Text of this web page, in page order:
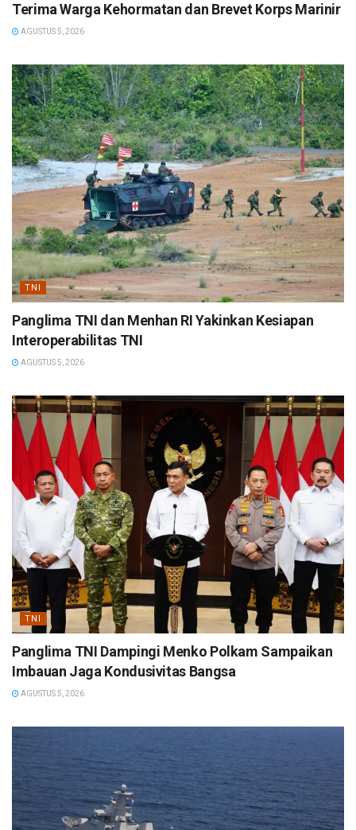
Terima Warga Kehormatan dan Brevet Korps Marinir
AGUSTUS 5, 2026
TNI
Panglima TNI dan Menhan RI Yakinkan Kesiapan
Interoperabilitas TNI
AGUSTUS 5, 2026
TNI
Panglima TNI Dampingi Menko Polkam Sampaikan
Imbauan Jaga Kondusivitas Bangsa
AGUSTUS 5, 2026